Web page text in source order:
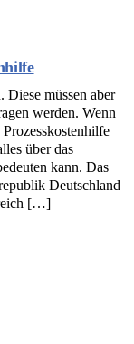
Diese müssen aber
werden. Wenn
über das
kann. Das
Deutschland
[…]